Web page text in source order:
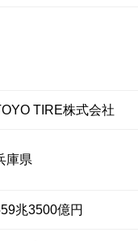
TIRE株式会社
庫県
兆3500億円